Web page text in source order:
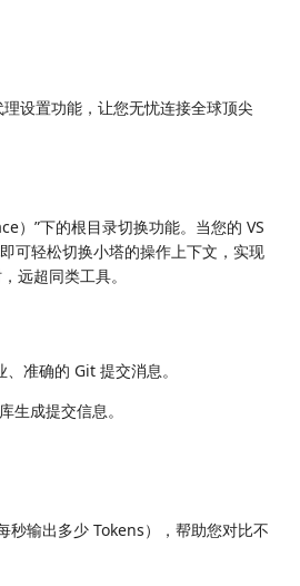
设置功能，让您无忧连接全球顶尖
）”下的根目录切换功能。当您的 VS
可轻松切换小塔的操作上下文，实现
远超同类工具。
准确的 Git 提交消息。
生成提交信息。
秒输出多少 Tokens），帮助您对比不